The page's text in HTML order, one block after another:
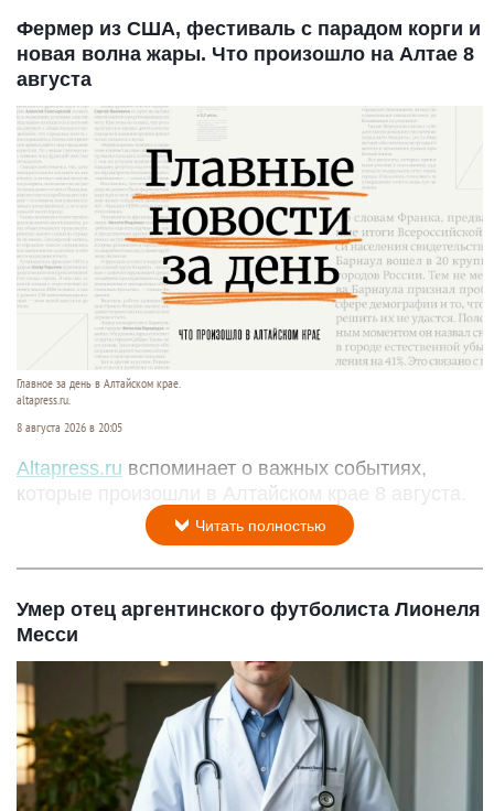
Фермер из США, фестиваль с парадом корги и
новая волна жары. Что произошло на Алтае 8
августа
Главное за день в Алтайском крае.
altapress.ru.
8 августа 2026 в 20:05
Altapress.ru вспоминает о важных событиях,
которые произошли в Алтайском крае 8 августа.
Читать полностью
Умер отец аргентинского футболиста Лионеля
Месси